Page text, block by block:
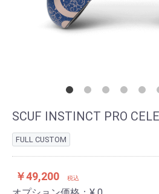
SCUF INSTINCT PRO
FULL CUSTOM
￥49,200 税込